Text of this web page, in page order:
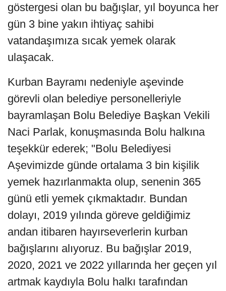
göstergesi olan bu bağışlar, yıl boyunca her
gün 3 bine yakın ihtiyaç sahibi
vatandaşımıza sıcak yemek olarak
ulaşacak.
Kurban Bayramı nedeniyle aşevinde
görevli olan belediye personelleriyle
bayramlaşan Bolu Belediye Başkan Vekili
Naci Parlak, konuşmasında Bolu halkına
teşekkür ederek; "Bolu Belediyesi
Aşevimizde günde ortalama 3 bin kişilik
yemek hazırlanmakta olup, senenin 365
günü etli yemek çıkmaktadır. Bundan
dolayı, 2019 yılında göreve geldiğimiz
andan itibaren hayırseverlerin kurban
bağışlarını alıyoruz. Bu bağışlar 2019,
2020, 2021 ve 2022 yıllarında her geçen yıl
artmak kaydıyla Bolu halkı tarafından